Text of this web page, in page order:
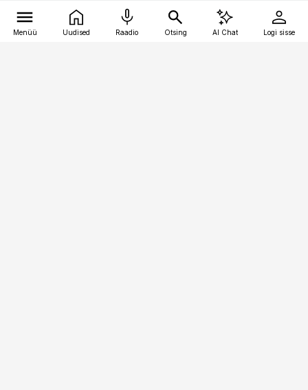
Menüü Uudised Raadio Otsing AI Chat Logi sisse